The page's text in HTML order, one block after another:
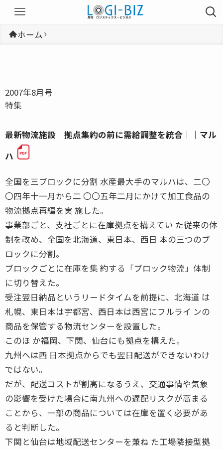
ホーム
2007年8月号
特集
最新物流施設 拠点集約の前に需給調整を統合｜｜マル
ハ
全国を三ブロックに分割 水産最大手のマルハは、二〇
〇四年十一月から二 〇〇五年二月にかけて加工食品の
物流拠点再編を実 施した。
事業部ごと、支社ごとに在庫拠点を構えてい た従来の体
制を改め、全国を北海道、東日本、西日 本の三つのブ
ロックに分割。
ブロックごとに在庫を集 約する「ブロック物流」体制
に切り替えた。
受注翌日納品というリードタイムを前提に、北海道 は
札幌、東日本は宇都宮、西日本は西宮にフルライ ンの
商品を保管する物流センターを設置した。
このほ か福岡、下関、仙台にも拠点を構えた。
九州へは西 日本拠点からでも翌日配送ができないわけ
ではない。
だが、配送コストが割高になるうえ、交通事情や気象
の影響を受けた場合に南九州への遅配リスクが高まる
ことから、一部の商品については在庫を置く必要があ
ると判断した。
下関と仙台は地域配送センターを兼ね た工場隣接型拠